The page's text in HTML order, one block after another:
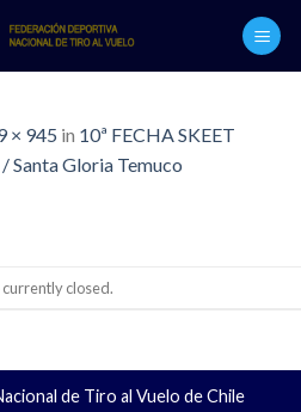
× 945 in 10ª FECHA SKEET
Gloria Temuco
closed.
de Tiro al Vuelo de Chile